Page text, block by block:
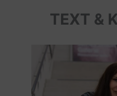
TEXT &